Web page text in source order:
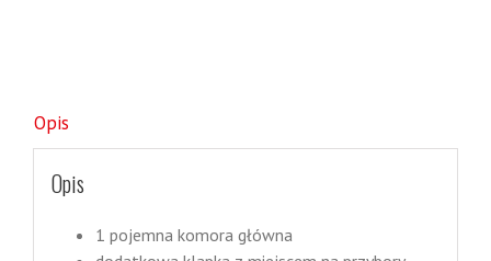
Opis
Opis
1 pojemna komora główna